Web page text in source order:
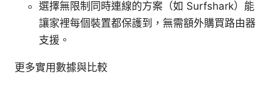
選擇無限制同時連線的方案（如 Surfshark）能
讓家裡每個裝置都保護到，無需額外購買路由器
支援。
更多實用數據與比較